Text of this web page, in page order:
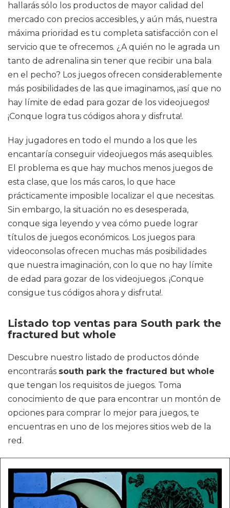
hallarás sólo los productos de mayor calidad del
mercado con precios accesibles, y aún más, nuestra
máxima prioridad es tu completa satisfacción con el
servicio que te ofrecemos. ¿A quién no le agrada un
tanto de adrenalina sin tener que recibir una bala
en el pecho? Los juegos ofrecen considerablemente
más posibilidades de las que imaginamos, ¡así que no
hay límite de edad para gozar de los videojuegos!
¡Conque logra tus códigos ahora y disfruta!.
Hay jugadores en todo el mundo a los que les
encantaría conseguir videojuegos más asequibles.
El problema es que hay muchos menos juegos de
esta clase, que los más caros, lo que hace
prácticamente imposible localizar el que necesitas.
Sin embargo, la situación no es desesperada,
conque siga leyendo y vea cómo puede lograr
títulos de juegos económicos. Los juegos para
videoconsolas ofrecen muchas más posibilidades
que nuestra imaginación, con lo que no hay límite
de edad para gozar de los videojuegos. ¡Conque
consigue tus códigos ahora y disfruta!.
Listado top ventas para South park the
fractured but whole
Descubre nuestro listado de productos dónde
encontrarás south park the fractured but whole
que tengan los requisitos de juegos. Toma
conocimiento de que para encontrar un montón de
opciones para comprar lo mejor para juegos, te
encuentras en uno de los mejores sitios web de la
red.